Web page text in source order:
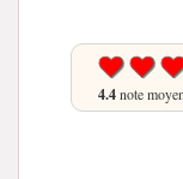
4.4note